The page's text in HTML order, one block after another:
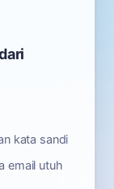
kata sandi
email utuh